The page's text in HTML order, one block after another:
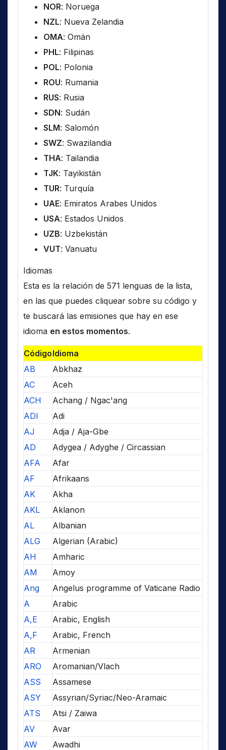
NOR: Noruega
NZL: Nueva Zelandia
OMA: Omán
PHL: Filipinas
POL: Polonia
ROU: Rumania
RUS: Rusia
SDN: Sudán
SLM: Salomón
SWZ: Swazilandia
THA: Tailandia
TJK: Tayikistán
TUR: Turquía
UAE: Emiratos Arabes Unidos
USA: Estados Unidos
UZB: Uzbekistán
VUT: Vanuatu
Idiomas
Esta es la relación de 571 lenguas de la lista,
en las que puedes cliquear sobre su código y
te buscará las emisiones que hay en ese
idioma en estos momentos.
CódigoIdioma
AB
Abkhaz
AC
Aceh
ACH
Achang / Ngac'ang
ADI
Adi
AJ
Adja / Aja-Gbe
AD
Adygea / Adyghe / Circassian
AFA
Afar
AF
Afrikaans
AK
Akha
AKL
Aklanon
AL
Albanian
ALG
Algerian (Arabic)
AH
Amharic
AM
Amoy
Ang
Angelus programme of Vaticane Radio
A
Arabic
A,E
Arabic, English
A,F
Arabic, French
AR
Armenian
ARO
Aromanian/Vlach
ASS
Assamese
ASY
Assyrian/Syriac/Neo-Aramaic
ATS
Atsi / Zaiwa
AV
Avar
AW
Awadhi